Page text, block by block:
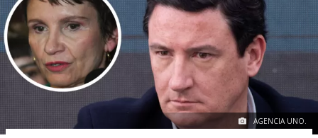
AGENCIA UNO.